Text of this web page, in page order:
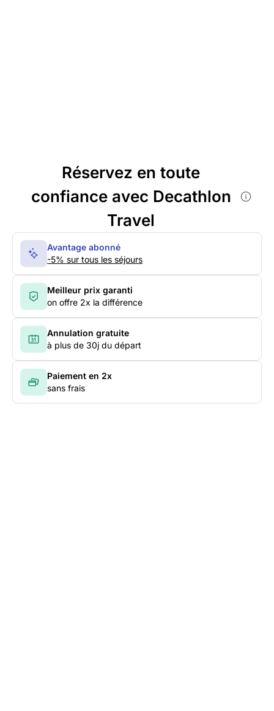
Réservez en toute
confiance avec Decathlon
Travel
Avantage abonné
-5% sur tous les séjours
Meilleur prix garanti
on offre 2x la différence
Annulation gratuite
à plus de 30j du départ
Paiement en 2x
sans frais